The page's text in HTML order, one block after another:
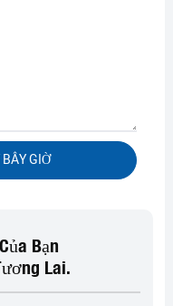
GIỜ
Bạn
Lai.